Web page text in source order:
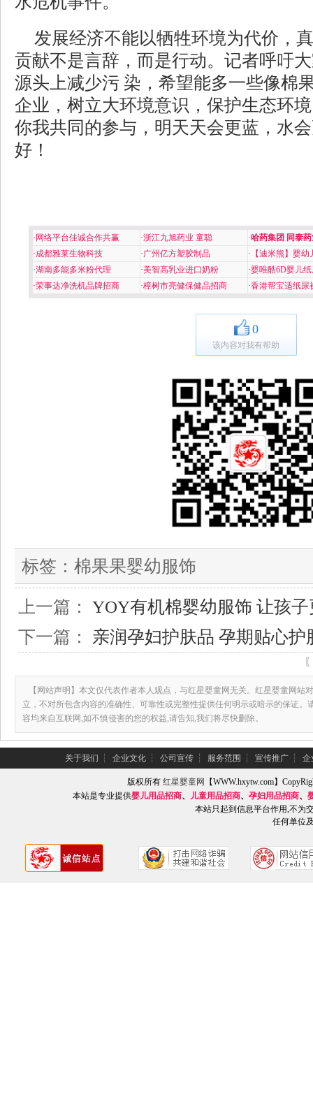
发展经济不能以牺牲环境为代价，
贡献不是言辞，而是行动。记者呼吁
源头上减少污 染，希望能多一些像棉
企业，树立大环境意识，保护生态环
你我共同的参与，明天天会更蓝，水
好！
· 网络平台佳诚合作共赢 ·浙江九旭药业 童聪 ·哈药集团 同泰
·成都雅莱生物科技 ·广州亿方塑胶制品 · 【迪米熊】婴幼
·湖南多能多米粉代理 ·美智高乳业进口奶粉 ·婴唯酷6D婴儿
·荣事达净洗机品牌招商 ·樟树市亮健保健品招商 ·香港帮宝适纸尿
0
该内容对我有帮助
标签： 棉果果婴幼服饰
上一篇： YOY有机棉婴幼服饰 让孩
下一篇： 亲润孕妇护肤品 孕期贴心护
【网站声明】本文仅代表作者本人观点，与红星婴童网无关。红星婴童网站
立，不对所包含内容的准确性、可靠性或完整性提供任何明示或暗示的保证。
容均来自互联网,如不慎侵害的您的权益,请告知,我们将尽快删除。
关于我们 ┆ 企业文化 ┆ 公司宣传 ┆ 服务范围 ┆ 宣传推广 ┆ 企
版权所有红星婴童网
【WWW.hxytw.com】
本站是专业提供婴儿用品招商、 儿童用品招商、 孕妇用品招商、
本站只起到信息平台作用,不为
任何单位